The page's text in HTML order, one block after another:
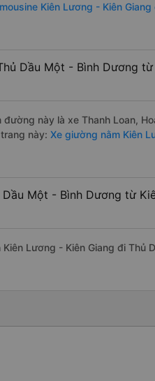
Kiên Lương - Kiên Giang
Dầu Một - Bình Dương từ
này là xe Thanh Loan,
này: Xe giường nằm Kiên
Một - Bình Dương từ
Lương - Kiên Giang đi Thủ